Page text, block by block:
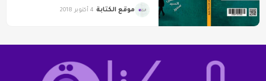
موقع الكتابة 4 أكتوبر 2018